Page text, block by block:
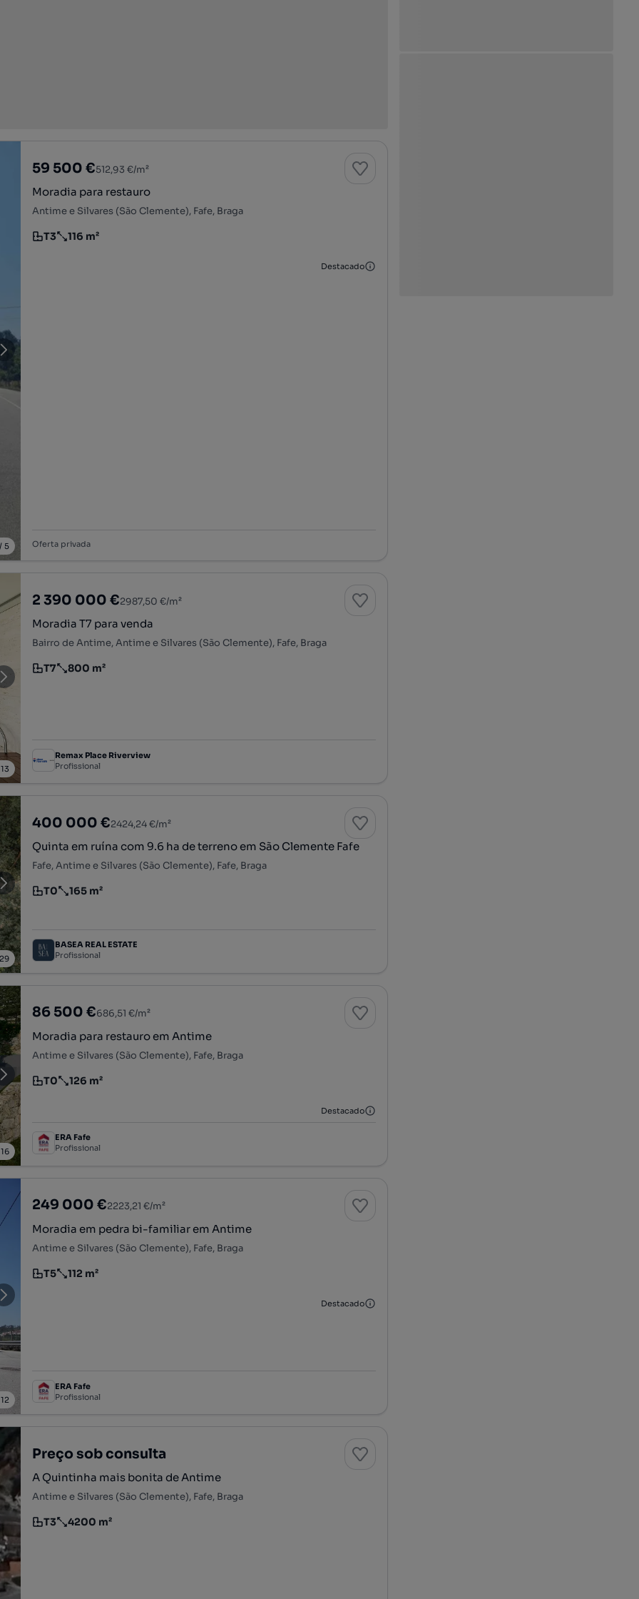
5
59 500 €512,93 €/m²
Moradia para restauro
Antime e Silvares (São Clemente), Fafe, Braga
Tipologia
T3
Preço por metro quadrado
116 m²
Destacado
Oferta privada
13
2 390 000 €2987,50 €/m²
Moradia T7 para venda
Bairro de Antime, Antime e Silvares (São Clemente), Fafe, Braga
Tipologia
T7
Preço por metro quadrado
800 m²
Remax Place Riverview
Profissional
29
400 000 €2424,24 €/m²
Quinta em ruína com 9.6 ha de terreno em São Clemente Fafe
Fafe, Antime e Silvares (São Clemente), Fafe, Braga
Tipologia
T0
Preço por metro quadrado
165 m²
BASEA REAL ESTATE
Profissional
16
86 500 €686,51 €/m²
Moradia para restauro em Antime
Antime e Silvares (São Clemente), Fafe, Braga
Tipologia
T0
Preço por metro quadrado
126 m²
Destacado
ERA Fafe
Profissional
12
249 000 €2223,21 €/m²
Moradia em pedra bi-familiar em Antime
Antime e Silvares (São Clemente), Fafe, Braga
Tipologia
T5
Preço por metro quadrado
112 m²
Destacado
ERA Fafe
Profissional
Preço sob consulta
A Quintinha mais bonita de Antime
Antime e Silvares (São Clemente), Fafe, Braga
Tipologia
T3
Preço por metro quadrado
4200 m²